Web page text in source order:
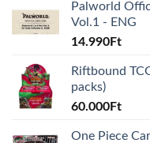
Palworld
Vol.1 - ENG
14.990Ft
Riftbound
packs)
60.000Ft
One Piece